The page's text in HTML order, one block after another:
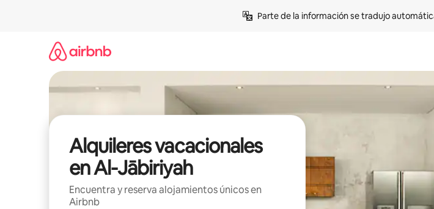
Parte de la información se tradujo
Alquileres vacacionales
en Al-Jābiriyah
Encuentra y reserva alojamientos únicos en
Airbnb